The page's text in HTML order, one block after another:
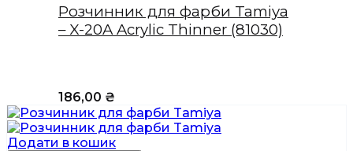
Розчинник для фарби Tamiya
– X-20A Acrylic Thinner (81030)
186,00 ₴
Додати в кошик